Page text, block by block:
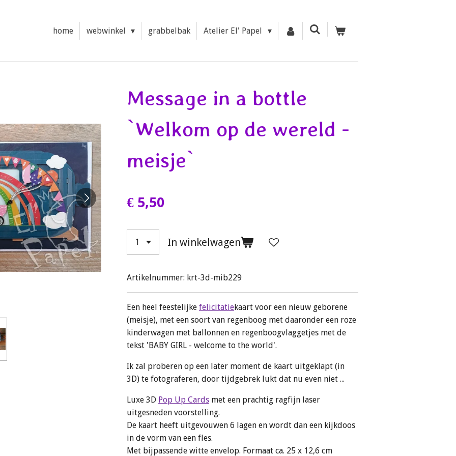
home webwinkel grabbelbak Atelier El' Papel
Message in a bottle
`Welkom op de wereld -
meisje`
€ 5,50
In winkelwagen
Artikelnummer: krt-3d-mib229
Een heel feestelijke felicitatiekaart voor een nieuw geborene
(meisje), met een soort van regenboog met daaronder een roze
kinderwagen met ballonnen en regenboogvlaggetjes met de
tekst 'BABY GIRL - welcome to the world'.
Ik zal proberen op een later moment de kaart uitgeklapt (in
3D) te fotograferen, door tijdgebrek lukt dat nu even niet ...
Luxe 3D Pop Up Cards met een prachtig ragfijn laser
uitgesneden voorstelling.
De kaart heeft uitgevouwen 6 lagen en wordt dan een kijkdoos
in de vorm van een fles.
Met bijpassende witte envelop. Formaat ca. 25 x 12,6 cm